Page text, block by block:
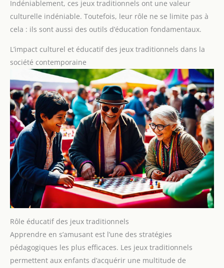
Indéniablement, ces jeux traditionnels ont une valeur
culturelle indéniable. Toutefois, leur rôle ne se limite pas à
cela : ils sont aussi des outils d’éducation fondamentaux.
L’impact culturel et éducatif des jeux traditionnels dans la
société contemporaine
Rôle éducatif des jeux traditionnels
Apprendre en s’amusant est l’une des stratégies
pédagogiques les plus efficaces. Les jeux traditionnels
permettent aux enfants d’acquérir une multitude de